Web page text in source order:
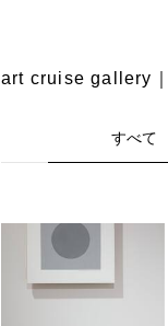
art cruise gallery｜
すべて